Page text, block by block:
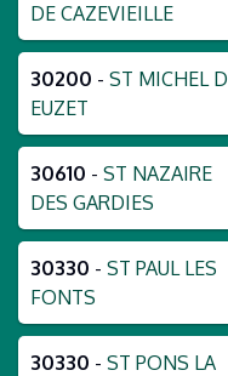
DE CAZEVIEILLE
30200 - ST MICHEL D
EUZET
30610 - ST NAZAIRE
DES GARDIES
30330 - ST PAUL LES
FONTS
30330 - ST PONS LA